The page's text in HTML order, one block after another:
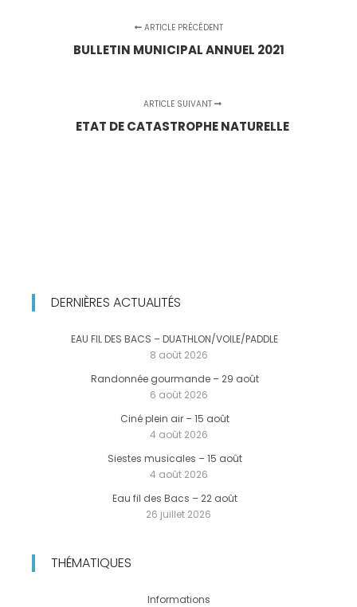
ARTICLE PRÉCÉDENT
BULLETIN MUNICIPAL ANNUEL 2021
ARTICLE SUIVANT
ETAT DE CATASTROPHE NATURELLE
DERNIÈRES ACTUALITÉS
EAU FIL DES BACS – DUATHLON/VOILE/PADDLE
8 août 2026
Randonnée gourmande – 29 août
6 août 2026
Ciné plein air – 15 août
4 août 2026
Siestes musicales – 15 août
4 août 2026
Eau fil des Bacs – 22 août
26 juillet 2026
THÉMATIQUES
Informations